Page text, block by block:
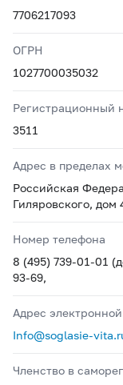
7706217093
ОГРН
1027700035032
Регистрационный
3511
Адрес в пределах
Российская
Гиляровского, дом
Номер телефона
8 (495) 739-01-01
93-69,
Адрес
Info@soglasie-
Членство в